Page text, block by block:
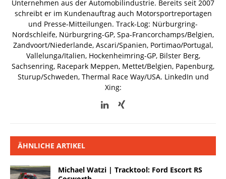
Unternehmen aus der Automobilindustrie. Bereits seit 2007
schreibt er im Kundenauftrag auch Motorsportreportagen
und Presse-Mitteilungen. Track-Log: Nürburgring-
Nordschleife, Nürburgring-GP, Spa-Francorchamps/Belgien,
Zandvoort/Niederlande, Ascari/Spanien, Portimao/Portugal,
Vallelunga/Italien, Hockenheimring-GP, Bilster Berg,
Sachsenring, Racepark Meppen, Mettet/Belgien, Papenburg,
Sturup/Schweden, Thermal Race Way/USA. LinkedIn und
Xing:
ÄHNLICHE ARTIKEL
Michael Watzi | Tracktool: Ford Escort RS